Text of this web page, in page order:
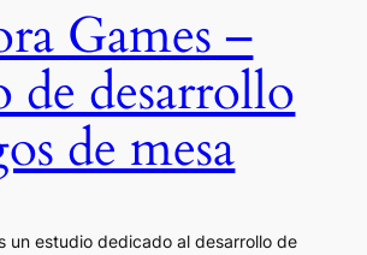
Games –
de desarrollo
de mesa
un estudio dedicado al desarrollo de